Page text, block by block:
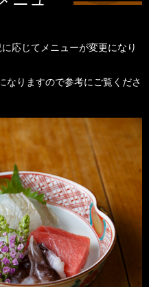
応じてメニューが変更になり
なりますので参考にご覧くださ